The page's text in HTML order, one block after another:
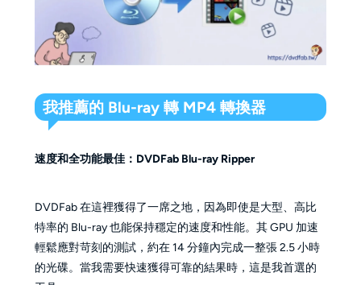
我推薦的 Blu-ray 轉 MP4 轉換器
速度和全功能最佳：DVDFab Blu-ray Ripper
DVDFab 在這裡獲得了一席之地，因為即使是大型、高比
特率的 Blu-ray 也能保持穩定的速度和性能。其 GPU 加速
輕鬆應對苛刻的測試，約在 14 分鐘內完成一整張 2.5 小時
的光碟。當我需要快速獲得可靠的結果時，這是我首選的